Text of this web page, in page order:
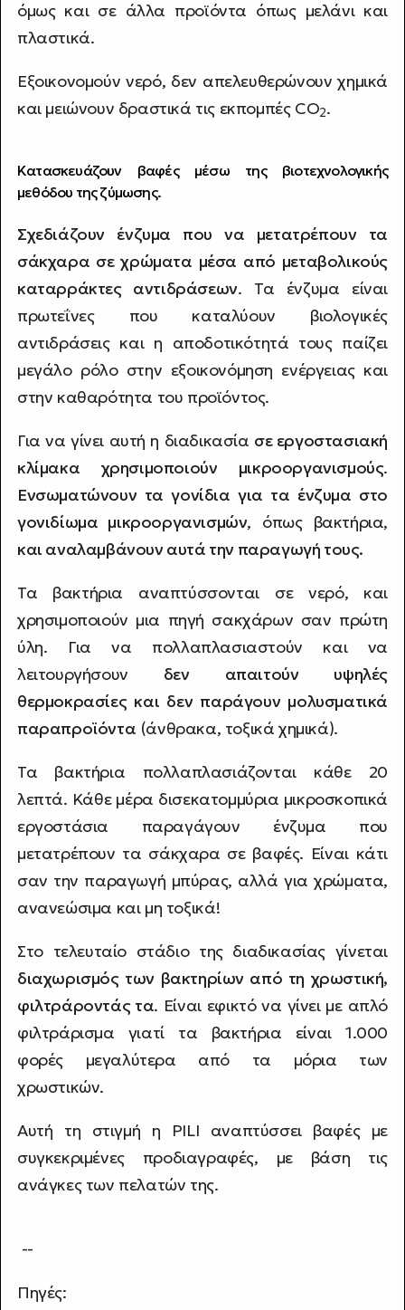
όμως και σε άλλα προϊόντα όπως μελάνι και
πλαστικά.
Εξοικονομούν νερό, δεν απελευθερώνουν χημικά
και μειώνουν δραστικά τις εκπομπές CO2.
Κατασκευάζουν βαφές μέσω της βιοτεχνολογικής
μεθόδου της ζύμωσης.
Σχεδιάζουν ένζυμα που να μετατρέπουν τα
σάκχαρα σε χρώματα μέσα από μεταβολικούς
καταρράκτες αντιδράσεων. Τα ένζυμα είναι
πρωτεΐνες που καταλύουν βιολογικές
αντιδράσεις και η αποδοτικότητά τους παίζει
μεγάλο ρόλο στην εξοικονόμηση ενέργειας και
στην καθαρότητα του προϊόντος.
Για να γίνει αυτή η διαδικασία σε εργοστασιακή
κλίμακα χρησιμοποιούν μικροοργανισμούς.
Ενσωματώνουν τα γονίδια για τα ένζυμα στο
γονιδίωμα μικροοργανισμών, όπως βακτήρια,
και αναλαμβάνουν αυτά την παραγωγή τους.
Τα βακτήρια αναπτύσσονται σε νερό, και
χρησιμοποιούν μια πηγή σακχάρων σαν πρώτη
ύλη. Για να πολλαπλασιαστούν και να
λειτουργήσουν δεν απαιτούν υψηλές
θερμοκρασίες και δεν παράγουν μολυσματικά
παραπροϊόντα (άνθρακα, τοξικά χημικά).
Τα βακτήρια πολλαπλασιάζονται κάθε 20
λεπτά. Κάθε μέρα δισεκατομμύρια μικροσκοπικά
εργοστάσια παραγάγουν ένζυμα που
μετατρέπουν τα σάκχαρα σε βαφές. Είναι κάτι
σαν την παραγωγή μπύρας, αλλά για χρώματα,
ανανεώσιμα και μη τοξικά!
Στο τελευταίο στάδιο της διαδικασίας γίνεται
διαχωρισμός των βακτηρίων από τη χρωστική,
φιλτράροντάς τα. Είναι εφικτό να γίνει με απλό
φιλτράρισμα γιατί τα βακτήρια είναι 1.000
φορές μεγαλύτερα από τα μόρια των
χρωστικών.
Αυτή τη στιγμή η PILI αναπτύσσει βαφές με
συγκεκριμένες προδιαγραφές, με βάση τις
ανάγκες των πελατών της.
--
Πηγές: